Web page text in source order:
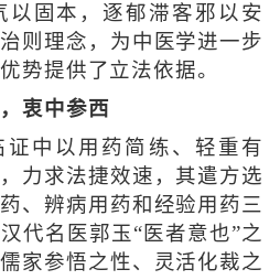
以固本，逐郁滞客邪以安
则理念，为中医学进一步
势提供了立法依据。
衷中参西
中以用药简练、轻重有
力求法捷效速，其遣方选
、辨病用药和经验用药三
代名医郭玉“医者意也”之
家参悟之性、灵活化裁之